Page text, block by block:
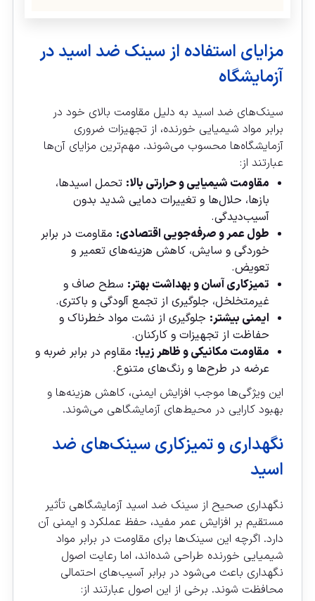
مزایای استفاده از سینک ضد اسید در
آزمایشگاه
سینک‌های ضد اسید به دلیل مقاومت بالای خود در
برابر مواد شیمیایی خورنده، از تجهیزات ضروری
آزمایشگاه‌ها محسوب می‌شوند. مهم‌ترین مزایای آن‌ها
عبارتند از:
مقاومت شیمیایی و حرارتی بالا: تحمل اسیدها،
بازها، حلال‌ها و تغییرات دمایی شدید بدون
آسیب‌دیدگی.
طول عمر و صرفه‌جویی اقتصادی: مقاومت در برابر
خوردگی و سایش، کاهش هزینه‌های تعمیر و
تعویض.
تمیزکاری آسان و بهداشت بهتر: سطح صاف و
غیرمتخلخل، جلوگیری از تجمع آلودگی و باکتری.
ایمنی بیشتر: جلوگیری از نشت مواد خطرناک و
حفاظت از تجهیزات و کارکنان.
مقاومت مکانیکی و ظاهر زیبا: مقاوم در برابر ضربه و
عرضه در طرح‌ها و رنگ‌های متنوع.
این ویژگی‌ها موجب افزایش ایمنی، کاهش هزینه‌ها و
بهبود کارایی در محیط‌های آزمایشگاهی می‌شوند.
نگهداری و تمیزکاری سینک‌های ضد
اسید
نگهداری صحیح از سینک ضد اسید آزمایشگاهی تأثیر
مستقیم بر افزایش عمر مفید، حفظ عملکرد و ایمنی آن
دارد. اگرچه این سینک‌ها برای مقاومت در برابر مواد
شیمیایی خورنده طراحی شده‌اند، اما رعایت اصول
نگهداری باعث می‌شود در برابر آسیب‌های احتمالی
محافظت شوند. برخی از این اصول عبارتند از: